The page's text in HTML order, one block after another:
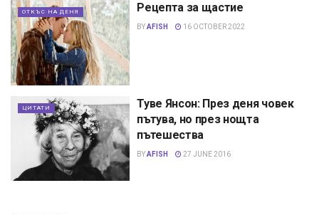
ОТКЪС НА ДЕНЯ Рецепта за щастие
BYAFISH 16 OCTOBER 2022
ЦИТАТИ
Туве Янсон: През деня човек
пътува, но през нощта
пътешества
BYAFISH 27 JUNE 2016